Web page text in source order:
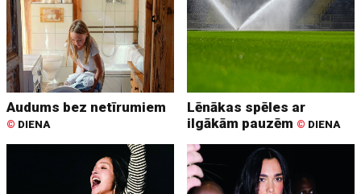
Audums bez netīrumiem
© DIENA
Lēnākas spēles ar
ilgākām pauzēm © DIENA